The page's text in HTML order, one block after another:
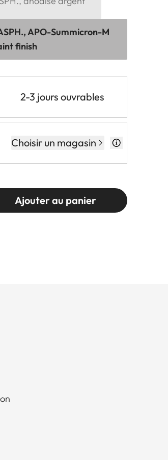
APO-Summicron-M
finish
2-3 jours ouvrables
Choisir un magasin
Ajouter au panier